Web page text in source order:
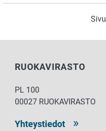
RUOKAVIRASTO
PL 100
00027 RUOKAVIRASTO
Yhteystiedot